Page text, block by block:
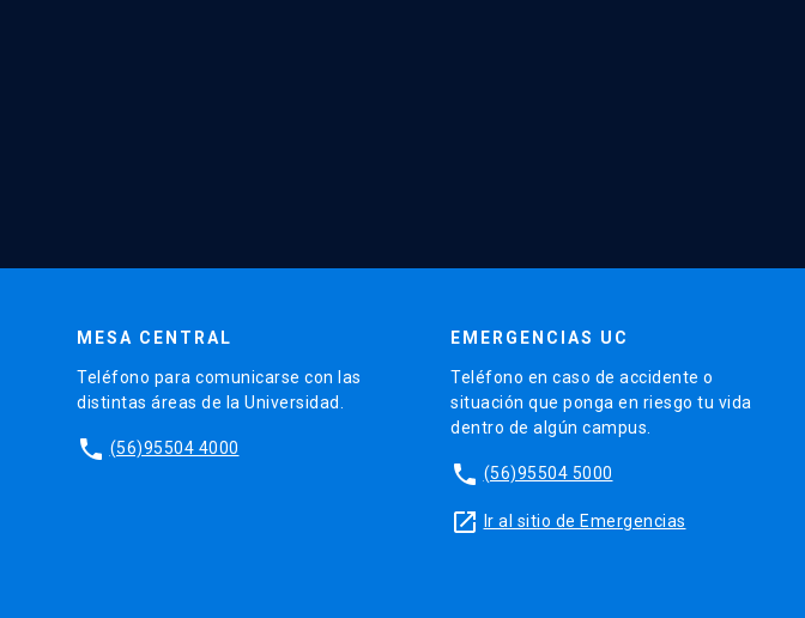
MESA CENTRAL
Teléfono para comunicarse con las
distintas áreas de la Universidad.
phone (56)95504 4000
EMERGENCIAS UC
Teléfono en caso de accidente o
situación que ponga en riesgo tu vida
dentro de algún campus.
phone (56)95504 5000
launch Ir al sitio de Emergencias